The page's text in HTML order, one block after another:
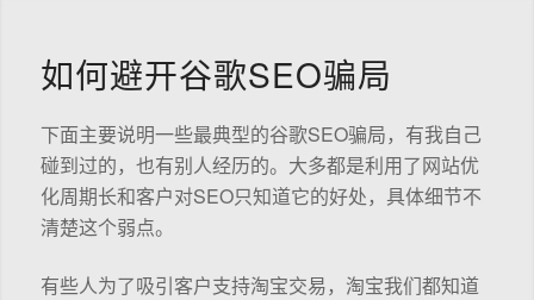
如何避开谷歌SEO骗局
下面主要说明一些最典型的谷歌SEO骗局，有我自己
碰到过的，也有别人经历的。大多都是利用了网站优
化周期长和客户对SEO只知道它的好处，具体细节不
清楚这个弱点。
有些人为了吸引客户支持淘宝交易，淘宝我们都知道